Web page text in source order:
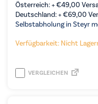
Österreich: +€49,00
Deutschland: +€69,00
Selbstabholung in Steyr
Verfügbarkeit: Nicht
VERGLEICHEN